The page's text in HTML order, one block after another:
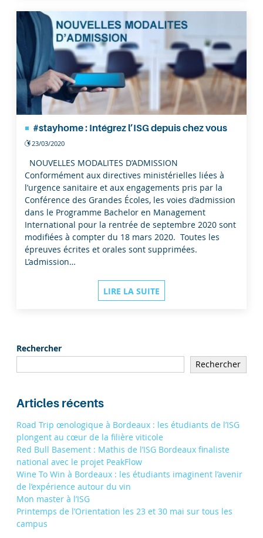
#stayhome : Intégrez l’ISG depuis chez vous
23/03/2020
NOUVELLES MODALITES D’ADMISSION
Conformément aux directives ministérielles liées à
l’urgence sanitaire et aux engagements pris par la
Conférence des Grandes Écoles, les voies d’admission
dans le Programme Bachelor en Management
International pour la rentrée de septembre 2020 sont
modifiées à compter du 18 mars 2020. Toutes les
épreuves écrites et orales sont supprimées.
L’admission…
LIRE LA SUITE
Rechercher
Rechercher
Articles récents
Road Trip œnologique à Bordeaux : les étudiants de l’ISG
plongent au cœur de la filière viticole
Red Bull Basement : Mathis de l’ISG Bordeaux finaliste
national avec le projet PeakFlow
Wine To Win à Bordeaux : les étudiants imaginent l’avenir
de l’expérience autour du vin
Mon master à l’ISG
Printemps de l’Orientation les 23 et 30 mai sur tous les
campus